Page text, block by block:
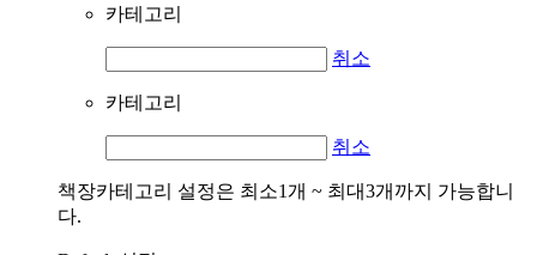
카테고리
취소
카테고리
취소
책장카테고리 설정은 최소1개 ~ 최대3개까지 가능합니
다.